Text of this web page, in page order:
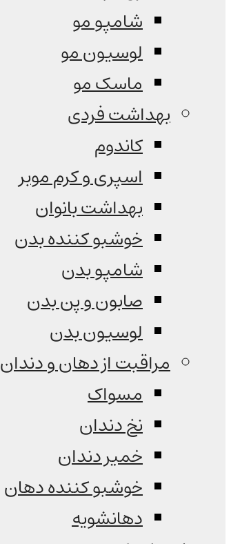
شامپو مو
لوسیون مو
ماسک مو
بهداشت فردی
کاندوم
اسپری و کرم موبر
بهداشت بانوان
خوشبو کننده بدن
شامپو بدن
صابون و پن بدن
لوسیون بدن
مراقبت از دهان و دندان
مسواک
نخ دندان
خمیر دندان
خوشبو کننده دهان
دهانشویه